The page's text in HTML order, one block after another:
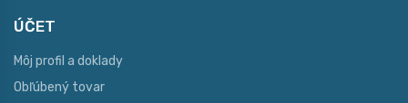
ÚČET
Môj profil a doklady
Obľúbený tovar